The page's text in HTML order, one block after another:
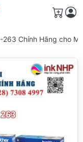
Giỏ
Chính Hãng cho